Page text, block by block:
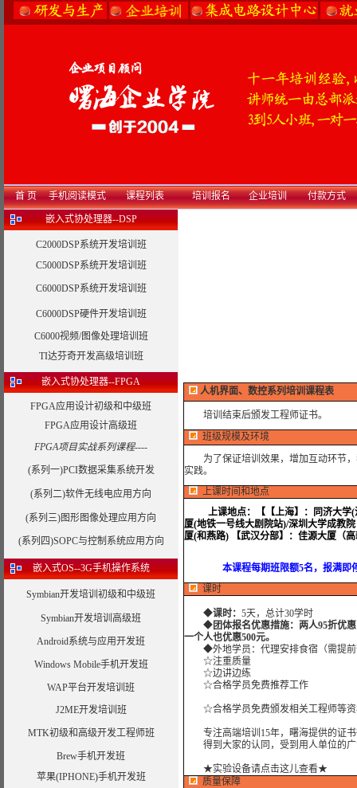
首 页 手机阅读模式 课程列表 培训报名 企业培训 付款方式
嵌入式协处理器--DSP
C2000DSP系统开发培训班
C5000DSP系统开发培训班
C6000DSP系统开发培训班
C6000DSP硬件开发培训班
C6000视频/图像处理培训班
TI达芬奇开发高级培训班
嵌入式协处理器--FPGA
FPGA应用设计初级和中级班
FPGA应用设计高级班
FPGA项目实战系列课程----
(系列一)PCI数据采集系统开发
(系列二)软件无线电应用方向
(系列三)图形图像处理应用方向
(系列四)SOPC与控制系统应用方向
嵌入式OS--3G手机操作系统
Symbian开发培训初级和中级班
Symbian开发培训高级班
Android系统与应用开发班
Windows Mobile手机开发班
WAP平台开发培训班
J2ME开发培训班
MTK初级和高级开发工程师班
Brew手机开发班
苹果(IPHONE)手机开发班
人机界面、数控系列培训课程表
培训结束后颁发工程师证书。
班级规模及环境
为了保证培训效果，增加互动环节，
实践。
上课时间和地点
上课地点：
【【上海】：同济大
厦(地铁一号线大剧院站)/深圳大学成教
厦(和燕路) 【武汉分部】：佳源大厦（
本课程每期班限额5名，报满即停
课时
◆课时： 5天，总计30学时
◆团体报名优惠措施：两人95折优
一个人也优惠500元。
◆外地学员：代理安排食宿（需提前
☆注重质量
☆边讲边练
☆合格学员免费推荐工作
☆合格学员免费颁发相关工程师等资
专注高端培训15年，曙海提供的证书
得到大家的认同，受到用人单位的广
★实验设备请点击这儿查看★
质量保障